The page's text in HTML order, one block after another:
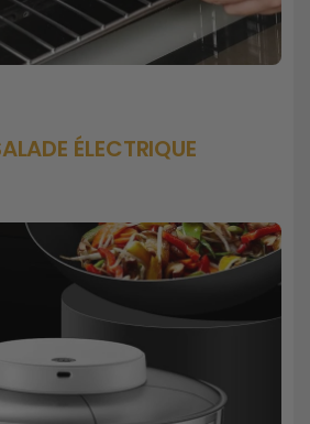
ÉLECTRIQUE